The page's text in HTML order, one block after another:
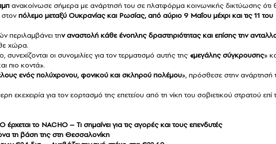
ανακοίνωσε σήμερα με ανάρτησή του σε πλατφόρμα κοινωνικής δικτύωσης ότι
στονπόλεμο μεταξύ Ουκρανίας και Ρωσίας,από αύριο 9 Μαΐου μέχρι και τις 11 του
περιλαμβάνει την αναστολή κάθε ένοπλης δραστηριότητας και επίσης την
χώρα.
οι συνομιλίες για τον τερματισμό αυτής της «μεγάλης σύγκρουσης»
πιο κοντά».
ενός πολύχρονου, φονικού και σκληρού πολέμου», πρόσθεσε στην ανάρτησή
εκεχειρία για τον εορτασμό της επετείου από τη νίκη του σοβιετικού στρατού επί
το NACHO – Τι σημαίνει για τις αγορές και τους επενδυτές
τη βάση της στη Θεσσαλονίκη